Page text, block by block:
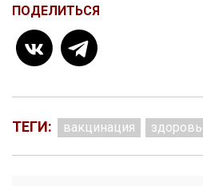
ПОДЕЛИТЬСЯ
ТЕГИ: вакцинация